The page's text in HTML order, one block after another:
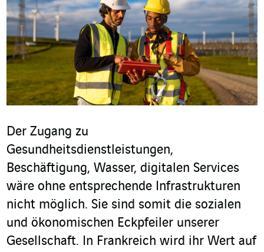
Der Zugang zu
Gesundheitsdienstleistungen,
Beschäftigung, Wasser, digitalen Services
wäre ohne entsprechende Infrastrukturen
nicht möglich. Sie sind somit die sozialen
und ökonomischen Eckpfeiler unserer
Gesellschaft. In Frankreich wird ihr Wert auf